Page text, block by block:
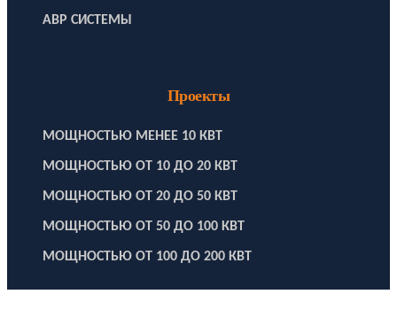
АВР СИСТЕМЫ
Проекты
МОЩНОСТЬЮ МЕНЕЕ 10 КВТ
МОЩНОСТЬЮ ОТ 10 ДО 20 КВТ
МОЩНОСТЬЮ ОТ 20 ДО 50 КВТ
МОЩНОСТЬЮ ОТ 50 ДО 100 КВТ
МОЩНОСТЬЮ ОТ 100 ДО 200 КВТ